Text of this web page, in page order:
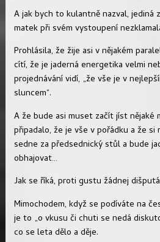
A jak bych to kulantně nazval, jediná
matek při svém vystoupení
Prohlásila, že žije asi v nějakém
cítí, že je jaderná energetika velmi
projednávání vidí, „že vše je v
sluncem“.
A že bude asi muset začít jíst nějaké
připadalo, že je vše v pořádku a že
sedne za předsednický stůl a bude
obhajovat…
Jak se říká, proti gustu žádnej
Mimochodem, když se podíváte na
je to „o vkusu či chuti se nedá
co se leta dělo a děje.